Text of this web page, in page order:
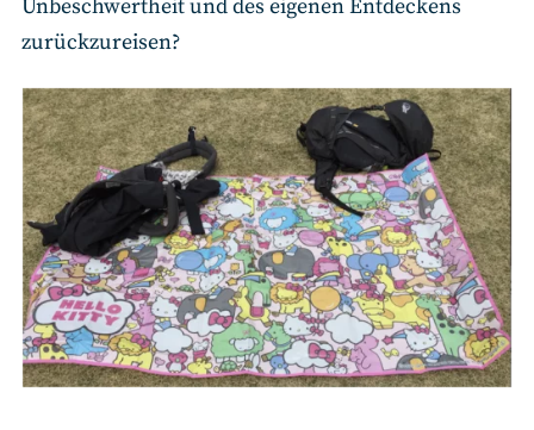
Unbeschwertheit und des eigenen Entdeckens
zurückzureisen?